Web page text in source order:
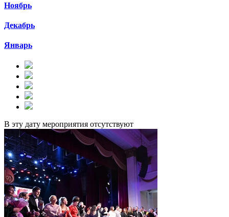
Ноябрь
Декабрь
Январь
В эту дату мероприятия отсутствуют